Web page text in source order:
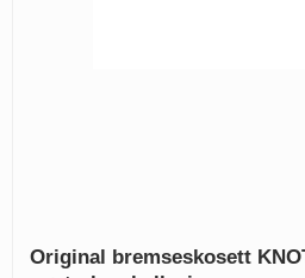
Original bremseskosett